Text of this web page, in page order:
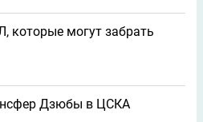
которые могут забрать
Дзюбы в ЦСКА